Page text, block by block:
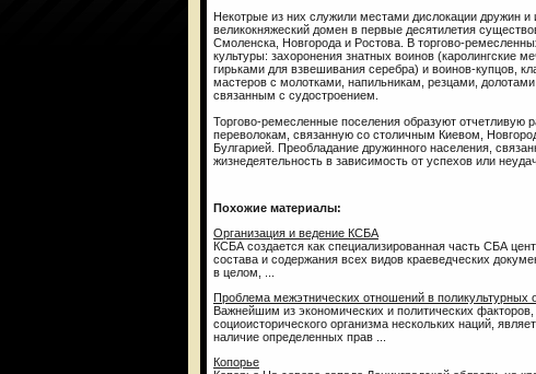
Некотрые из них служили местами дислокации дружин и
великокняжеский домен в первые десятилетия
Смоленска, Новгорода и Ростова. В торгово-
культуры: захоронения знатных воинов (каролингские
гирьками для взвешивания серебра) и воинов-купцов,
мастеров с молотками, напильникам, резцами,
связанным с судостроением.
Торгово-ремесленные поселения образуют
переволокам, связанную со столичным Киевом,
Булгарией. Преобладание дружинного населения,
жизнедеятельность в зависимость от успехов или
Похожие материалы:
Организация и ведение КСБА
КСБА создается как специализированная часть СБА
состава и содержания всех видов краеведческих
в целом, ...
Проблема межэтнических отношений в поликультурных
Важнейшим из экономических и политических
социоисторического организма нескольких наций,
наличие определенных прав ...
Копорье